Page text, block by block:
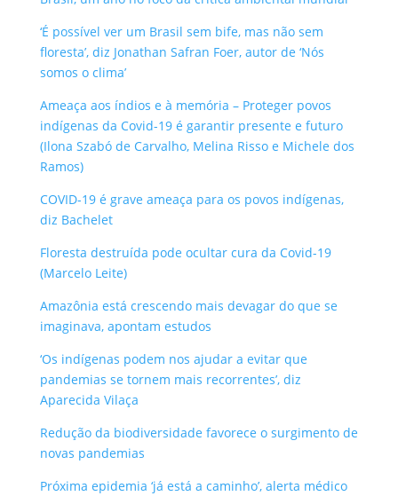
‘É possível ver um Brasil sem bife, mas não sem
floresta’, diz Jonathan Safran Foer, autor de ‘Nós
somos o clima’
Ameaça aos índios e à memória – Proteger povos
indígenas da Covid-19 é garantir presente e futuro
(Ilona Szabó de Carvalho, Melina Risso e Michele dos
Ramos)
COVID-19 é grave ameaça para os povos indígenas,
diz Bachelet
Floresta destruída pode ocultar cura da Covid-19
(Marcelo Leite)
Amazônia está crescendo mais devagar do que se
imaginava, apontam estudos
‘Os indígenas podem nos ajudar a evitar que
pandemias se tornem mais recorrentes’, diz
Aparecida Vilaça
Redução da biodiversidade favorece o surgimento de
novas pandemias
Próxima epidemia ‘já está a caminho’, alerta médico